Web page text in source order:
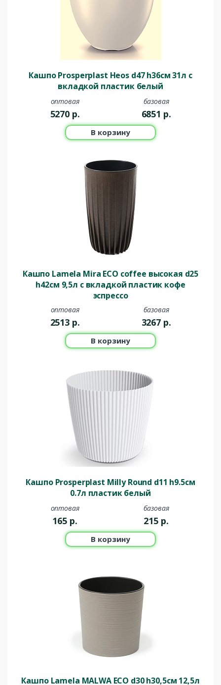
Кашпо Prosperplast Heos d47 h36см 31л с
вкладкой пластик белый
оптовая
5270 р.
базовая
6851 р.
В корзину
Кашпо Lamela Mira ECO coffee высокая d25
h42см 9,5л с вкладкой пластик кофе
эспрессо
оптовая
2513 р.
базовая
3267 р.
В корзину
Кашпо Prosperplast Milly Round d11 h9.5см
0.7л пластик белый
оптовая
165 р.
базовая
215 р.
В корзину
Кашпо Lamela MALWA ECO d30 h30,5см 12,5л